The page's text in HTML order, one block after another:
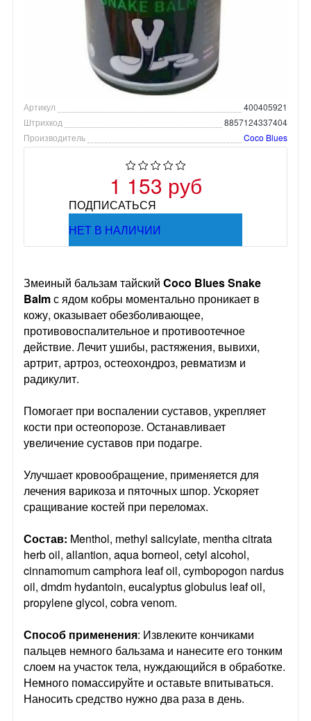
Артикул
400405921
Штрихкод
8857124337404
Производитель
Coco Blues
1 153 руб
ПОДПИСАТЬСЯ
НЕТ В НАЛИЧИИ
Змеиный бальзам тайский Coco Blues Snake
Balmс ядом кобры моментально проникает в
кожу, оказывает обезболивающее,
противовоспалительное и противоотечное
действие. Лечит ушибы, растяжения, вывихи,
артрит, артроз, остеохондроз, ревматизм и
радикулит.
Помогает при воспалении суставов, укрепляет
кости при остеопорозе. Останавливает
увеличение суставов при подагре.
Улучшает кровообращение, применяется для
лечения варикоза и пяточных шпор. Ускоряет
сращивание костей при переломах.
Состав: Menthol, methyl salicylate, mentha citrata
herb oil, allantion, aqua borneol, cetyl alcohol,
cinnamomum camphora leaf oil, cymbopogon nardus
oil, dmdm hydantoin, eucalyptus globulus leaf oil,
propylene glycol, cobra venom.
Способ применения: Извлеките кончиками
пальцев немного бальзама и нанесите его тонким
слоем на участок тела, нуждающийся в обработке.
Немного помассируйте и оставьте впитываться.
Наносить средство нужно два раза в день.